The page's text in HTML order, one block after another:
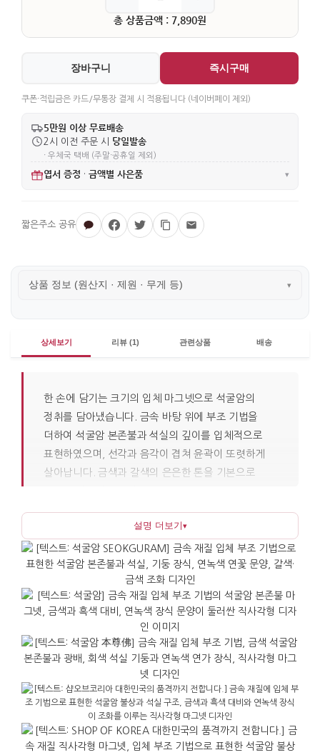
총 상품금액 : 7,890원
장바구니 즉시구매
쿠폰·적립금은 카드/무통장 결제 시 적용됩니다 (네이버페이 제외)
5만원 이상 무료배송
2시 이전 주문 시 당일발송
· 우체국 택배 (주말·공휴일 제외)
엽서 증정 · 금액별 사은품 ▾
상품 정보 (원산지 · 제원 · 무게 등) ▾
상세보기 리뷰 (1) 관련상품 배송
한 손에 담기는 크기의 입체 마그넷으로 석굴암의
정취를 담아냈습니다. 금속 바탕 위에 부조 기법을
더하여 석굴암 본존불과 석실의 깊이를 입체적으로
표현하였으며, 선각과 음각이 겹쳐 윤곽이 또렷하게
살아납니다. 금색과 갈색의 은은한 톤을 기본으로
현대적으로 정리하였으므로, 반짝임이 과하지
않으면서도 전통 소재가 주는 무게감이 자연스럽게
드러납니다. 손바닥만 한 크기 안에서도 불상의 표정과
아치형 공간의 흐름이 차분히 표현되어 있습니다.
냉장고, 사무실 캐비닛, 철제 보드 등 금속 면에 붙여
메모나 사진을 고정하는 실용적인 용도로 활용할 수
있습니다. 단순한 장식품을 넘어 일상 속에서 반복해
쓰는 도구로 기능하며, 책상 옆에 일정 메모를
고정하거나 여행 사진을 붙여두기에 적합합니다. 입체
디테일로 인해 멀리서는 작은 조각처럼 보이고
가까이서는 선과 면의 층이 드러나 감상의 즐거움도
함께합니다.
설명 더보기▾